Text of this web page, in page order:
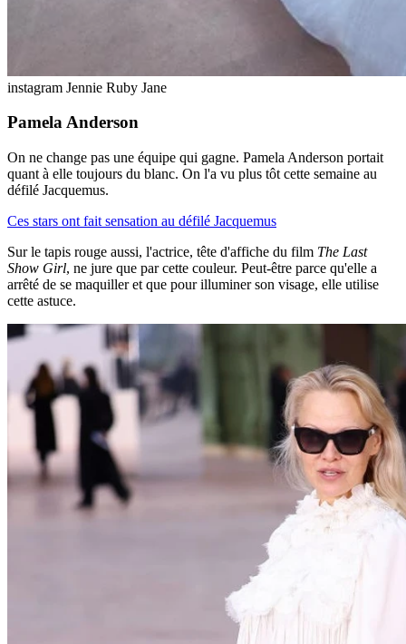
instagram Jennie Ruby Jane
Pamela Anderson
On ne change pas une équipe qui gagne. Pamela Anderson portait
quant à elle toujours du blanc. On l'a vu plus tôt cette semaine au
défilé Jacquemus.
Ces stars ont fait sensation au défilé Jacquemus
Sur le tapis rouge aussi, l'actrice, tête d'affiche du film The Last
Show Girl, ne jure que par cette couleur. Peut-être parce qu'elle a
arrêté de se maquiller et que pour illuminer son visage, elle utilise
cette astuce.